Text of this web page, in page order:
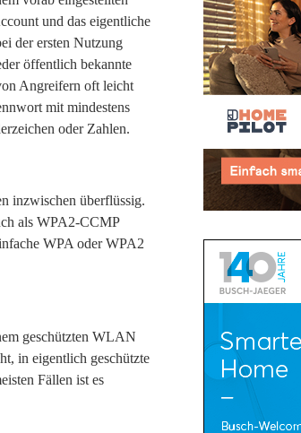
und das eigentliche
der ersten Nutzung
öffentlich bekannte
Angreifern oft leicht
mit mindestens
oder Zahlen.
inzwischen überflüssig.
als WPA2-CCMP
WPA oder WPA2
geschützten WLAN
in eigentlich geschützte
Fällen ist es